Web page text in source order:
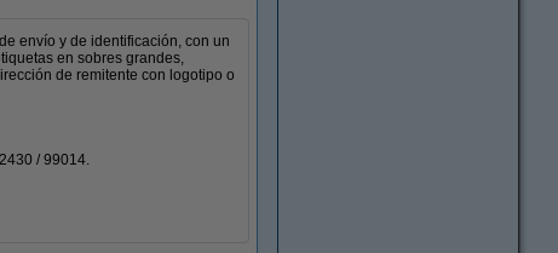
envío y de identificación, con un
en sobres grandes,
de remitente con logotipo o
/ 99014.